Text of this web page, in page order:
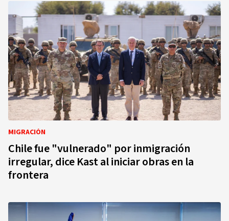
MIGRACIÓN
Chile fue "vulnerado" por inmigración
irregular, dice Kast al iniciar obras en la
frontera